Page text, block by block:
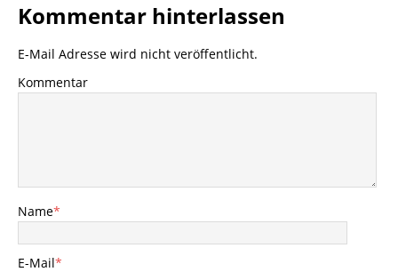
Kommentar hinterlassen
E-Mail Adresse wird nicht veröffentlicht.
Kommentar
Name*
E-Mail*